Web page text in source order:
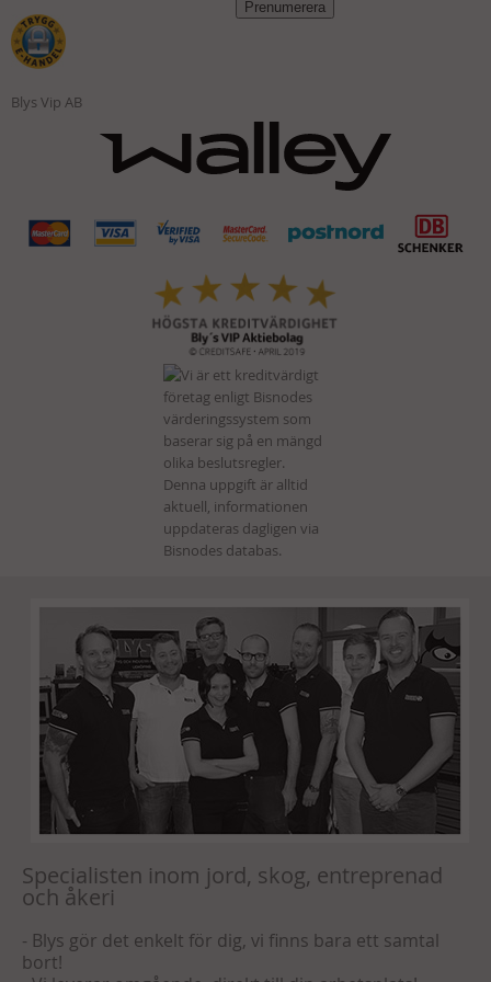
Blys Vip AB
Specialisten inom jord, skog, entreprenad
och åkeri
- Blys gör det enkelt för dig, vi finns bara ett samtal
bort!